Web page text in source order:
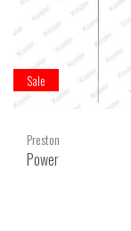
Sale
Preston
Power